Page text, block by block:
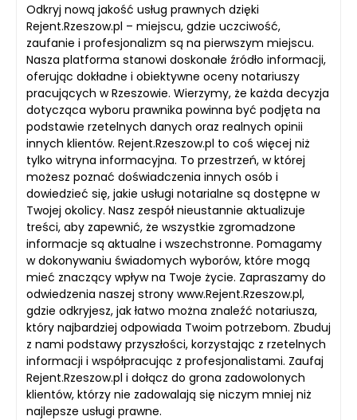
Odkryj nową jakość usług prawnych dzięki
Rejent.Rzeszow.pl – miejscu, gdzie uczciwość,
zaufanie i profesjonalizm są na pierwszym miejscu.
Nasza platforma stanowi doskonałe źródło informacji,
oferując dokładne i obiektywne oceny notariuszy
pracujących w Rzeszowie. Wierzymy, że każda decyzja
dotycząca wyboru prawnika powinna być podjęta na
podstawie rzetelnych danych oraz realnych opinii
innych klientów. Rejent.Rzeszow.pl to coś więcej niż
tylko witryna informacyjna. To przestrzeń, w której
możesz poznać doświadczenia innych osób i
dowiedzieć się, jakie usługi notarialne są dostępne w
Twojej okolicy. Nasz zespół nieustannie aktualizuje
treści, aby zapewnić, że wszystkie zgromadzone
informacje są aktualne i wszechstronne. Pomagamy
w dokonywaniu świadomych wyborów, które mogą
mieć znaczący wpływ na Twoje życie. Zapraszamy do
odwiedzenia naszej strony www.Rejent.Rzeszow.pl,
gdzie odkryjesz, jak łatwo można znaleźć notariusza,
który najbardziej odpowiada Twoim potrzebom. Zbuduj
z nami podstawy przyszłości, korzystając z rzetelnych
informacji i współpracując z profesjonalistami. Zaufaj
Rejent.Rzeszow.pl i dołącz do grona zadowolonych
klientów, którzy nie zadowalają się niczym mniej niż
najlepsze usługi prawne.